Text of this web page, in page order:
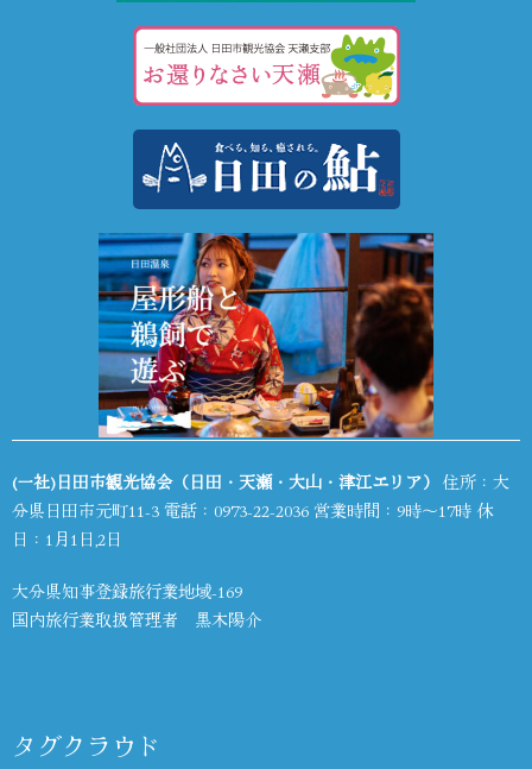
(一社)日田市観光協会（日田・天瀬・大山・津江エリア） 住所：大
分県日田市元町11-3 電話： 0973-22-2036 営業時間：9時～17時 休
日：1月1日,2日
大分県知事登録旅行業地域-169
国内旅行業取扱管理者 黒木陽介
タグクラウド